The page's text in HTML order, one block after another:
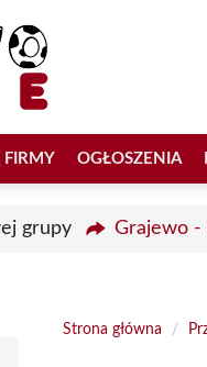
FIRMY OGŁOSZENIA
grupy Grajewo -
Strona główna /